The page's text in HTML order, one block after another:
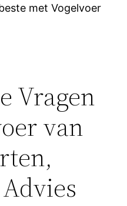
met Vogelvoer
Vragen
van